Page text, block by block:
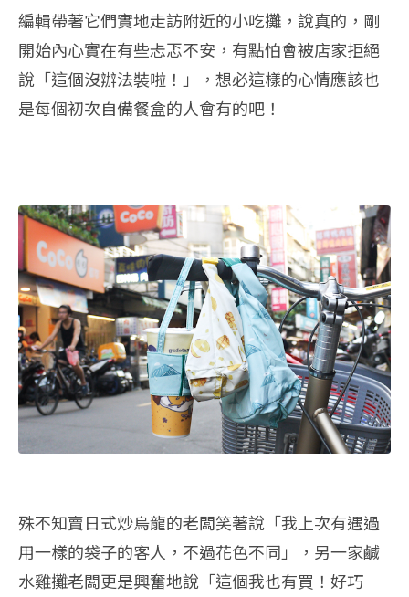
編輯帶著它們實地走訪附近的小吃攤，說真的，剛
開始內心實在有些忐忑不安，有點怕會被店家拒絕
說「這個沒辦法裝啦！」，想必這樣的心情應該也
是每個初次自備餐盒的人會有的吧！
殊不知賣日式炒烏龍的老闆笑著說「我上次有遇過
用一樣的袋子的客人，不過花色不同」，另一家鹹
水雞攤老闆更是興奮地說「這個我也有買！好巧